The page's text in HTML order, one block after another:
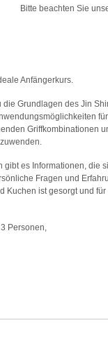
Bitte beachten Sie
Anfängerkurs.
die Grundlagen des Jin
Griffkombinationen
gibt es Informationen, die
Fragen und
Kuchen ist gesorgt und
Personen,